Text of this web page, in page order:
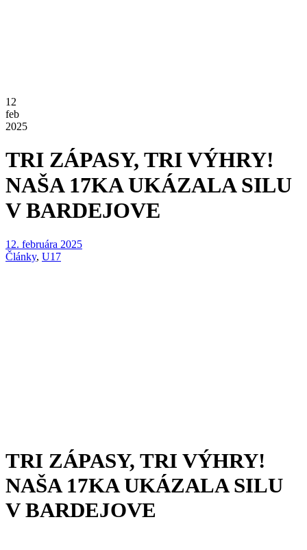
12
feb
2025
TRI ZÁPASY, TRI VÝHRY!
NAŠA 17KA UKÁZALA SILU
V BARDEJOVE
12. februára 2025
Články, U17
TRI ZÁPASY, TRI VÝHRY!
NAŠA 17KA UKÁZALA SILU
V BARDEJOVE